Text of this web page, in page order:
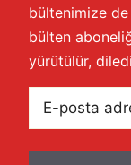
bültenimize
bülten
yürütülür,
posta
adresiniz